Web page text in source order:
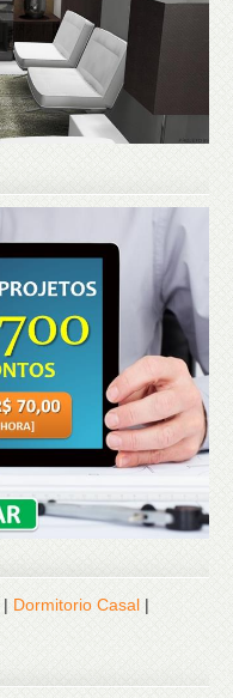
| Dormitorio Casal |